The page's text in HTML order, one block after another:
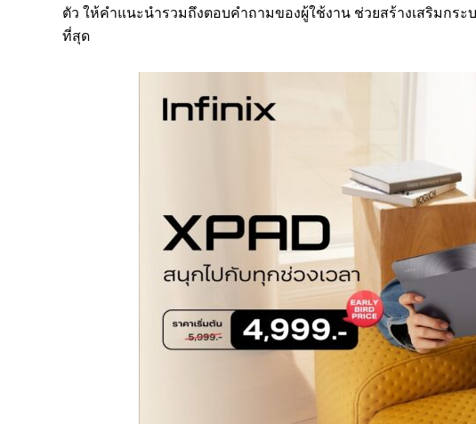
ตัว ให้คำแนะนำรวมถึงตอบคำถามของผู้ใช้งาน ช่วยสร้างเสริมกร
ที่สุด